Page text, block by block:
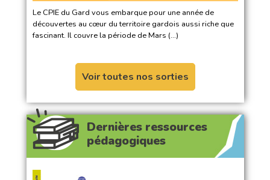
Le CPIE du Gard vous embarque pour une année de
découvertes au cœur du territoire gardois aussi riche que
fascinant. Il couvre la période de Mars (…)
Voir toutes nos sorties
Dernières ressources
pédagogiques